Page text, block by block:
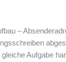
–
Aufgabe